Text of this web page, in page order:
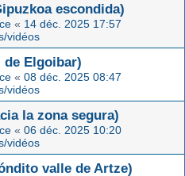
escondida)
« 14 déc. 2025 17:57
vidéos
de Elgoibar)
« 08 déc. 2025 08:47
vidéos
la zona segura)
« 06 déc. 2025 10:20
vidéos
valle de Artze)